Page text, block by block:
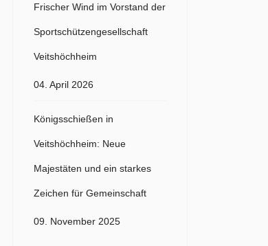
Frischer Wind im Vorstand der
Sportschützengesellschaft
Veitshöchheim
04. April 2026
Königsschießen in
Veitshöchheim: Neue
Majestäten und ein starkes
Zeichen für Gemeinschaft
09. November 2025